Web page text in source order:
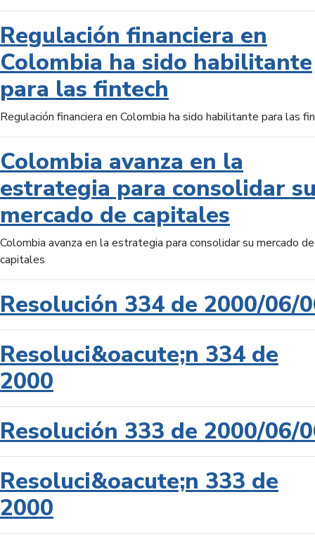
Regulación financiera en
Colombia ha sido habilitante
para las fintech
Regulación financiera en Colombia ha sido habilitante para las
Colombia avanza en la
estrategia para consolidar
mercado de capitales
Colombia avanza en la estrategia para consolidar su mercado de
capitales
Resolución 334 de 2000/06/
Resoluci&oacute;n 334 de
2000
Resolución 333 de 2000/06/
Resoluci&oacute;n 333 de
2000